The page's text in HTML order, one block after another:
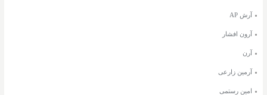
آرش AP
آرون افشار
آرن
آرمین زارعی
امین رستمی